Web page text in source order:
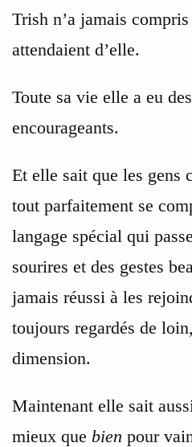
Trish n’a jamais
attendaient d’elle.
Toute sa vie elle a eu
encourageants.
Et elle sait que les gens
tout parfaitement se
langage spécial qui
sourires et des gestes
jamais réussi à les
toujours regardés de
dimension.
Maintenant elle sait
mieux que bien pour